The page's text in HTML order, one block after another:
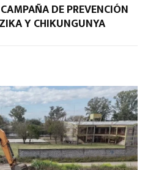
DE PREVENCIÓN
Y CHIKUNGUNYA